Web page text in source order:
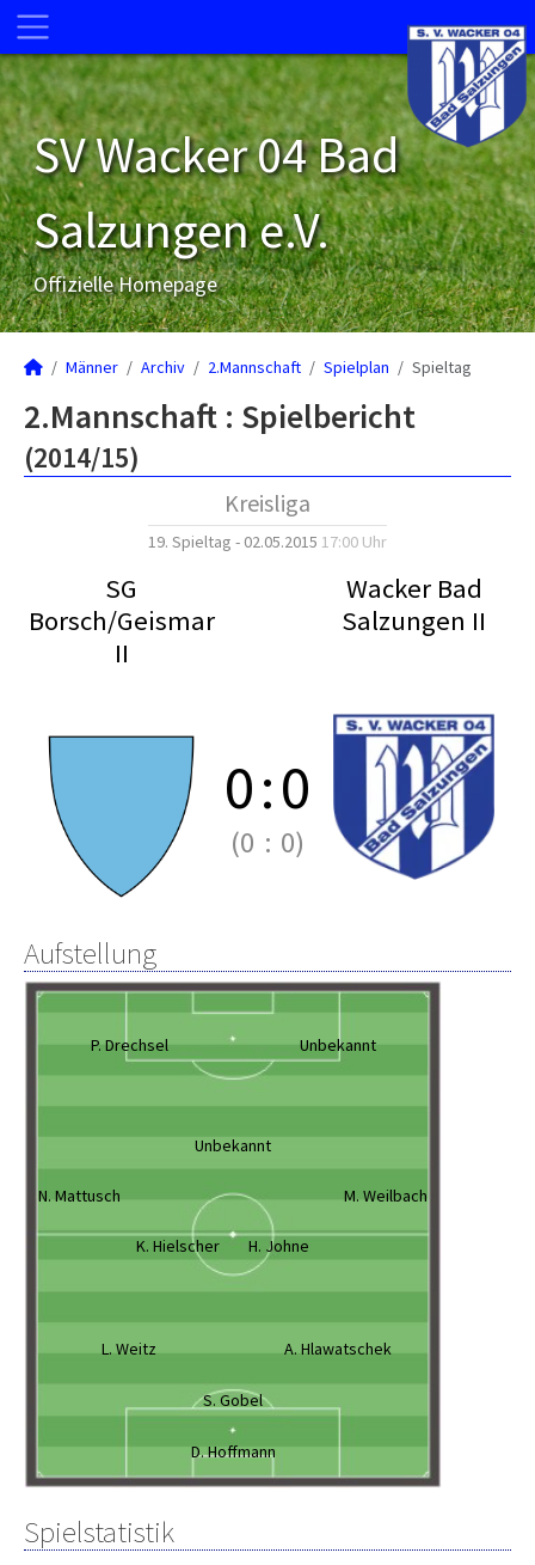
SV Wacker 04 Bad
Salzungen e.V.
Offizielle Homepage
Männer Archiv 2.Mannschaft Spielplan Spieltag
2.Mannschaft : Spielbericht
(2014/15)
Kreisliga
19. Spieltag - 02.05.2015 17:00 Uhr
SG
Borsch/Geismar
II
Wacker Bad
Salzungen II
0:0
(0 : 0)
Aufstellung
P. Drechsel Unbekannt
Unbekannt
N. Mattusch M. Weilbach
K. Hielscher H. Johne
L. Weitz A. Hlawatschek
S. Gobel
D. Hoffmann
Spielstatistik